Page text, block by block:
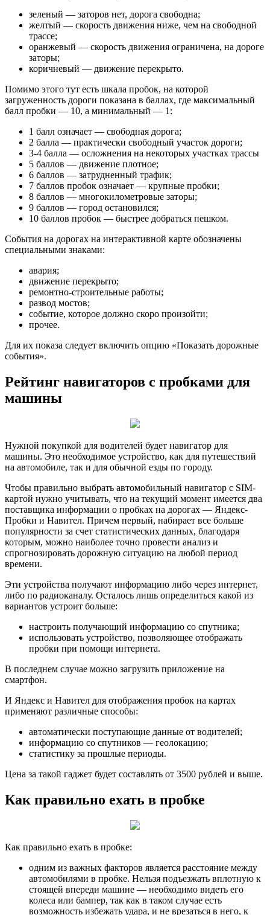
зеленый — заторов нет, дорога свободна;
желтый — скорость движения ниже, чем на свободной
трассе;
оранжевый — скорость движения ограничена, на дороге
заторы;
коричневый — движение перекрыто.
Помимо этого тут есть шкала пробок, на которой
загруженность дороги показана в баллах, где максимальный
балл пробки — 10, а минимальный — 1:
1 балл означает — свободная дорога;
2 балла — практически свободный участок дороги;
3-4 балла — осложнения на некоторых участках трассы
5 баллов — движение плотное;
6 баллов — затрудненный трафик;
7 баллов пробок означает — крупные пробки;
8 баллов — многокилометровые заторы;
9 баллов — город остановился;
10 баллов пробок — быстрее добраться пешком.
События на дорогах на интерактивной карте обозначены
специальными знаками:
авария;
движение перекрыто;
ремонтно-строительные работы;
развод мостов;
событие, которое должно скоро произойти;
прочее.
Для их показа следует включить опцию «Показать дорожные
события».
Рейтинг навигаторов с пробками для
машины
Нужной покупкой для водителей будет навигатор для
машины. Это необходимое устройство, как для путешествий
на автомобиле, так и для обычной езды по городу.
Чтобы правильно выбрать автомобильный навигатор с SIM-
картой нужно учитывать, что на текущий момент имеется два
поставщика информации о пробках на дорогах — Яндекс-
Пробки и Навител. Причем первый, набирает все больше
популярности за счет статистических данных, благодаря
которым, можно наиболее точно провести анализ и
спрогнозировать дорожную ситуацию на любой период
времени.
Эти устройства получают информацию либо через интернет,
либо по радиоканалу. Осталось лишь определиться какой из
вариантов устроит больше:
настроить получающий информацию со спутника;
использовать устройство, позволяющее отображать
пробки при помощи интернета.
В последнем случае можно загрузить приложение на
смартфон.
И Яндекс и Навител для отображения пробок на картах
применяют различные способы:
автоматически поступающие данные от водителей;
информацию со спутников — геолокацию;
статистику за прошлые периоды.
Цена за такой гаджет будет составлять от 3500 рублей и выше.
Как правильно ехать в пробке
Как правильно ехать в пробке:
одним из важных факторов является расстояние между
автомобилями в пробке. Нельзя подъезжать вплотную к
стоящей впереди машине — необходимо видеть его
колеса или бампер, так как в таком случае есть
возможность избежать удара, и не врезаться в него, к